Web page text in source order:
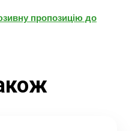
пропозицію до